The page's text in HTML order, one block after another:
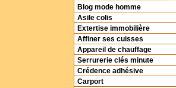
Blog mode homme
Asile colis
Extertise immobilière
Affiner ses cuisses
Appareil de chauffage
Serrurerie clés minute
Crédence adhésive
Carport